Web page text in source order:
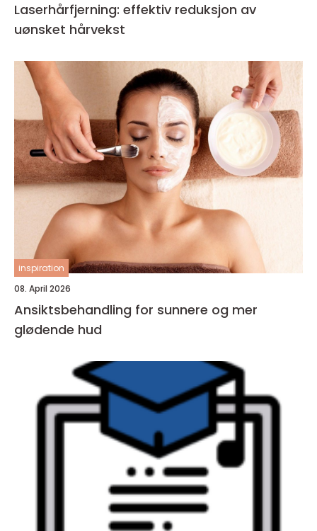
Laserhårfjerning: effektiv reduksjon av
uønsket hårvekst
inspiration
08. April 2026
Ansiktsbehandling for sunnere og mer
glødende hud